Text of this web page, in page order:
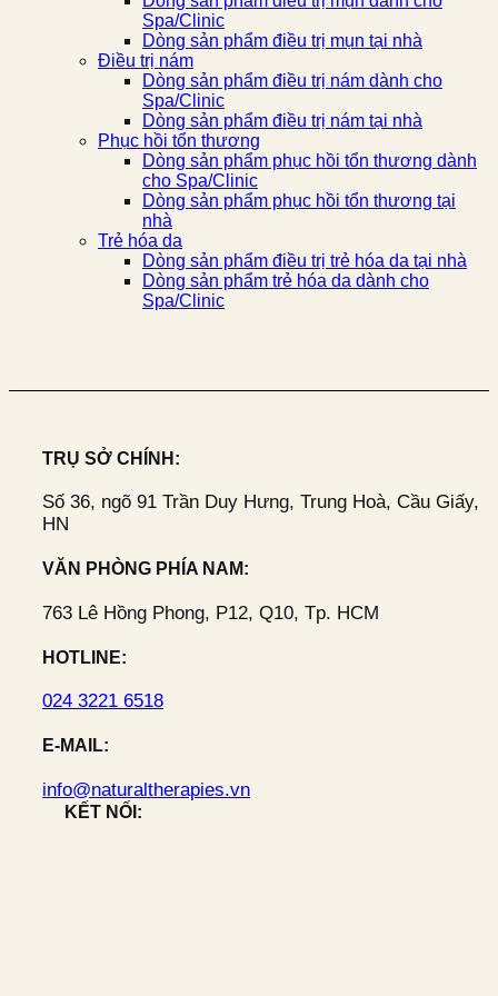
Spa/Clinic
Dòng sản phẩm điều trị mụn tại nhà
Điều trị nám
Dòng sản phẩm điều trị nám dành cho
Spa/Clinic
Dòng sản phẩm điều trị nám tại nhà
Phục hồi tổn thương
Dòng sản phẩm phục hồi tổn thương dành
cho Spa/Clinic
Dòng sản phẩm phục hồi tổn thương tại
nhà
Trẻ hóa da
Dòng sản phẩm điều trị trẻ hóa da tại nhà
Dòng sản phẩm trẻ hóa da dành cho
Spa/Clinic
TRỤ SỞ CHÍNH:
Số 36, ngõ 91 Trần Duy Hưng, Trung Hoà, Cầu Giấy,
HN
VĂN PHÒNG PHÍA NAM:
763 Lê Hồng Phong, P12, Q10, Tp. HCM
HOTLINE:
024 3221 6518
E-MAIL:
info@naturaltherapies.vn
KẾT NỐI: